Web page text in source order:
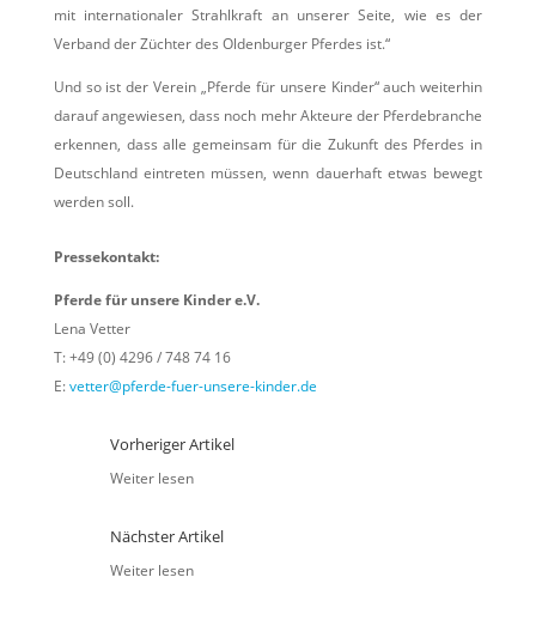
mit internationaler Strahlkraft an unserer Seite, wie es der
Verband der Züchter des Oldenburger Pferdes ist.“
Und so ist der Verein „Pferde für unsere Kinder“ auch weiterhin
darauf angewiesen, dass noch mehr Akteure der Pferdebranche
erkennen, dass alle gemeinsam für die Zukunft des Pferdes in
Deutschland eintreten müssen, wenn dauerhaft etwas bewegt
werden soll.
Pressekontakt:
Pferde für unsere Kinder e.V.
Lena Vetter
T: +49 (0) 4296 / 748 74 16
E:vetter@pferde-fuer-unsere-kinder.de
Vorheriger Artikel
Weiter lesen
Nächster Artikel
Weiter lesen